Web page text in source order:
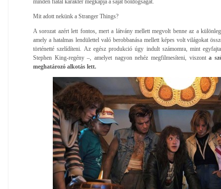
Mit adott nekünk a Stranger Things?
A sorozat azért lett fontos, mert a látvány mellett megvolt benne az a
amely a hatalmas lendülettel való berobbanása mellett képes volt világokat
történetté szelídíteni. Az egész produkció úgy indult számomra, mint
Stephen King-regény –, amelyet nagyon nehéz megfilmesíteni, viszonta
meghatározó alkotás lett.